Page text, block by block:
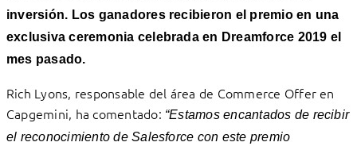
inversión. Los ganadores recibieron el premio en una
exclusiva ceremonia celebrada en Dreamforce 2019 el
mes pasado.
Rich Lyons, responsable del área de Commerce Offer en
Capgemini, ha comentado: “Estamos encantados de recibir
el reconocimiento de Salesforce con este premio